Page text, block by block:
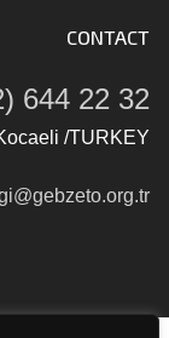
CONTACT
644 22 32
/TURKEY